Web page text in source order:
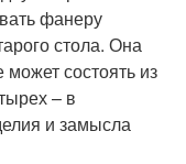
фанеру
стола. Она
может состоять из
– в
и замысла